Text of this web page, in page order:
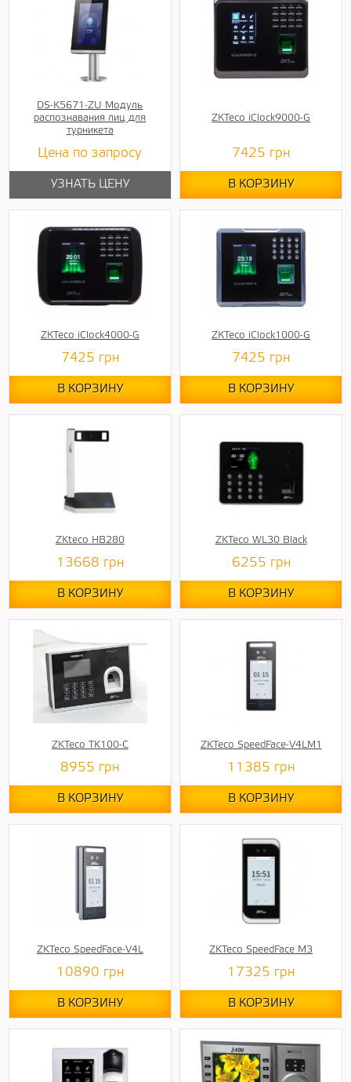
DS-K5671-ZU Модуль
распознавания лиц для
турникета
Цена по запросу
УЗНАТЬ ЦЕНУ
ZКTeco iClock9000-G
7425 грн
В КОРЗИНУ
ZКTeco iClock4000-G
7425 грн
В КОРЗИНУ
ZКTeco iClock1000-G
7425 грн
В КОРЗИНУ
ZKteco HB280
13668 грн
В КОРЗИНУ
ZKTeco WL30 Black
6255 грн
В КОРЗИНУ
ZKTeco TK100-C
8955 грн
В КОРЗИНУ
ZKTeco SpeedFace-V4LM1
11385 грн
В КОРЗИНУ
ZKTeco SpeedFace-V4L
10890 грн
В КОРЗИНУ
ZKTeco SpeedFace M3
17325 грн
В КОРЗИНУ